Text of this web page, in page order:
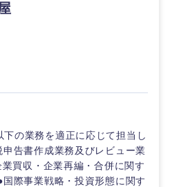
の業務を適正に応じて担当し
告書作成業務及びレビュー業
買収・企業再編・合併に関す
際事業戦略・投資形態に関す